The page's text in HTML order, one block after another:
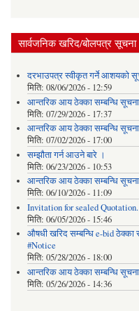
सार्वजनिक खरिद/बोलपत्र सूचना
दरभाउपत्र स्वीकृत गर्ने आशयको
मिति: 08/06/2026 - 12:59
आन्तरिक आय ठेक्का सम्बन्धि
मिति: 07/29/2026 - 17:37
आन्तरिक आय ठेक्का सम्बन्धि
मिति: 07/02/2026 - 17:00
सम्झौता गर्न आउने बारे ।
मिति: 06/23/2026 - 10:53
आन्तरिक आय ठेक्का सम्बन्धि
मिति: 06/10/2026 - 11:09
Invitation for sealed
मिति: 06/05/2026 - 15:46
औषधी खरिद सम्बन्धि e-bid ठेक्का
#Notice
मिति: 05/28/2026 - 18:00
आन्तरिक आय ठेक्का सम्बन्धि
मिति: 05/26/2026 - 14:36